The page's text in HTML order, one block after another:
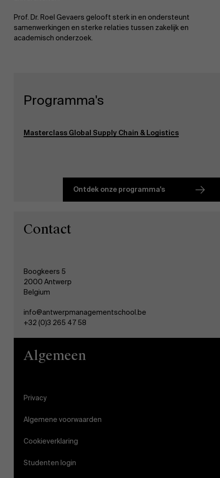
OnderzoekDuurzaamheid op AMS
AMS team
Prof. Dr. Roel Gevaers gelooft sterk in en ondersteunt
samenwerkingen en sterke relaties tussen zakelijk en
academisch onderzoek.
Programma's
Masterclass Global Supply Chain & Logistics
Ontdek onze programma's
Contact
Boogkeers 5
2000 Antwerp
Belgium
info@antwerpmanagementschool.be
+32 (0)3 265 47 58
Algemeen
Privacy
Algemene voorwaarden
Cookieverklaring
Studenten login